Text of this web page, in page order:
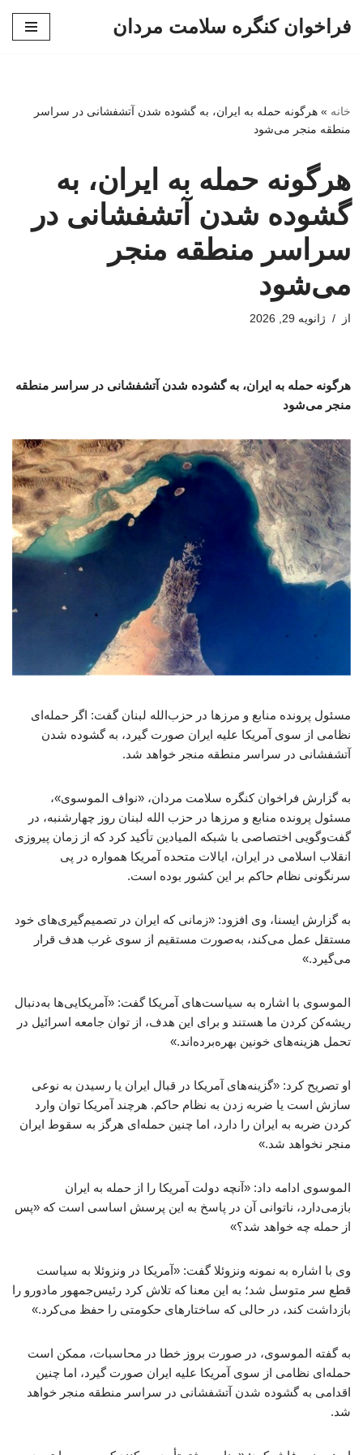
فراخوان کنگره سلامت مردان
خانه » هرگونه حمله به ایران، به گشوده شدن آتشفشانی در سراسر
منطقه منجر می‌شود
هرگونه حمله به ایران، به
گشوده شدن آتشفشانی در
سراسر منطقه منجر
می‌شود
از ژانویه 29, 2026
هرگونه حمله به ایران، به گشوده شدن آتشفشانی در سراسر منطقه
منجر می‌شود
مسئول پرونده منابع و مرزها در حزب‌الله لبنان گفت: اگر حمله‌ای
نظامی از سوی آمریکا علیه ایران صورت گیرد، به گشوده شدن
آتشفشانی در سراسر منطقه منجر خواهد شد.
به گزارش فراخوان کنگره سلامت مردان، «نواف الموسوی»،
مسئول پرونده منابع و مرزها در حزب ‌الله لبنان روز چهارشنبه، در
گفت‌وگویی اختصاصی با شبکه المیادین تأکید کرد که از زمان پیروزی
انقلاب اسلامی در ایران، ایالات متحده آمریکا همواره در پی
سرنگونی نظام حاکم بر این کشور بوده است.
به گزارش ایسنا، وی افزود: «زمانی که ایران در تصمیم‌گیری‌های خود
مستقل عمل می‌کند، به‌صورت مستقیم از سوی غرب هدف قرار
می‌گیرد.»
الموسوی با اشاره به سیاست‌های آمریکا گفت: «آمریکایی‌ها به‌دنبال
ریشه‌کن کردن ما هستند و برای این هدف، از توان جامعه اسرائیل در
تحمل هزینه‌های خونین بهره‌برده‌اند.»
او تصریح کرد: «گزینه‌های آمریکا در قبال ایران یا رسیدن به نوعی
سازش است یا ضربه زدن به نظام حاکم. هرچند آمریکا توان وارد
کردن ضربه به ایران را دارد، اما چنین حمله‌ای هرگز به سقوط ایران
منجر نخواهد شد.»
الموسوی ادامه داد: «آنچه دولت آمریکا را از حمله به ایران
بازمی‌دارد، ناتوانی آن در پاسخ به این پرسش اساسی است که «پس
از حمله چه خواهد شد؟»
وی با اشاره به نمونه ونزوئلا گفت: «آمریکا در ونزوئلا به سیاست
قطع سر متوسل شد؛ به این معنا که تلاش کرد رئیس‌جمهور مادورو را
بازداشت کند، در حالی که ساختارهای حکومتی را حفظ می‌کرد.»
به گفته الموسوی، در صورت بروز خطا در محاسبات، ممکن است
حمله‌ای نظامی از سوی آمریکا علیه ایران صورت گیرد، اما چنین
اقدامی به گشوده شدن آتشفشانی در سراسر منطقه منجر خواهد
شد.